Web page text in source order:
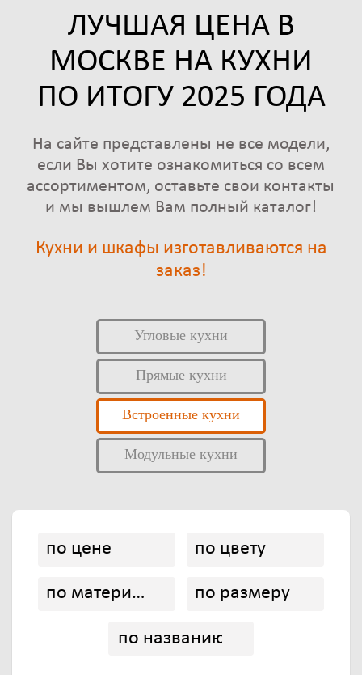
ЛУЧШАЯ ЦЕНА В
МОСКВЕ НА КУХНИ
ПО ИТОГУ 2025 ГОДА
На сайте представлены не все модели,
если Вы хотите ознакомиться со всем
ассортиментом, оставьте свои контакты
и мы вышлем Вам полный каталог!
Кухни и шкафы изготавливаются на
заказ!
Угловые кухни
Прямые кухни
Встроенные кухни
Модульные кухни
по цене по цвету
по материалу по размеру